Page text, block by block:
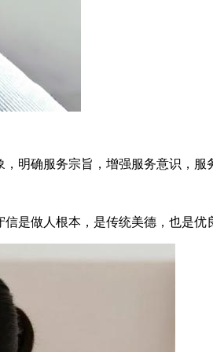
明确服务宗旨，增强服务意识，服
是做人根本，是传统美德，也是优